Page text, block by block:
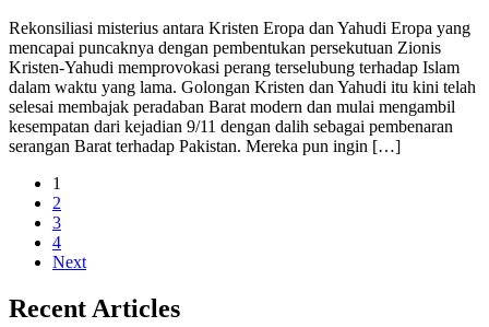
Rekonsiliasi misterius antara Kristen Eropa dan Yahudi Eropa yang
mencapai puncaknya dengan pembentukan persekutuan Zionis
Kristen-Yahudi memprovokasi perang terselubung terhadap Islam
dalam waktu yang lama. Golongan Kristen dan Yahudi itu kini telah
selesai membajak peradaban Barat modern dan mulai mengambil
kesempatan dari kejadian 9/11 dengan dalih sebagai pembenaran
serangan Barat terhadap Pakistan. Mereka pun ingin […]
1
2
3
4
Next
Recent Articles